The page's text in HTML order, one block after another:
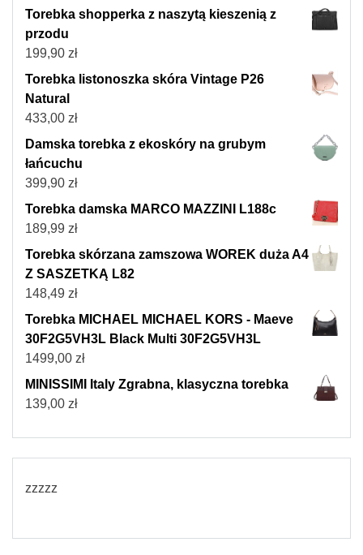
Torebka shopperka z naszytą kieszenią z
przodu
199,90 zł
Torebka listonoszka skóra Vintage P26
Natural
433,00 zł
Damska torebka z ekoskóry na grubym
łańcuchu
399,90 zł
Torebka damska MARCO MAZZINI L188c
189,99 zł
Torebka skórzana zamszowa WOREK duża A4
Z SASZETKĄ L82
148,49 zł
Torebka MICHAEL MICHAEL KORS - Maeve
30F2G5VH3L Black Multi 30F2G5VH3L
1499,00 zł
MINISSIMI Italy Zgrabna, klasyczna torebka
139,00 zł
zzzzz